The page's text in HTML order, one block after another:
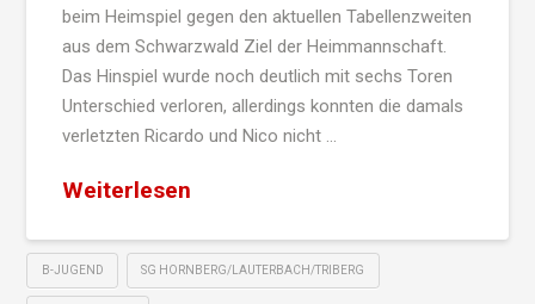
beim Heimspiel gegen den aktuellen Tabellenzweiten
aus dem Schwarzwald Ziel der Heimmannschaft.
Das Hinspiel wurde noch deutlich mit sechs Toren
Unterschied verloren, allerdings konnten die damals
verletzten Ricardo und Nico nicht …
Weiterlesen
B-JUGEND SG HORNBERG/LAUTERBACH/TRIBERG